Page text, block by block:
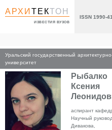
АРХИТЕКТОН
ИЗВЕСТИЯ ВУЗОВ
ISSN 1990-
Уральский государственный
университет
Главная
Рыбалко
Ксения
аспирант
Научный
Дивакова,